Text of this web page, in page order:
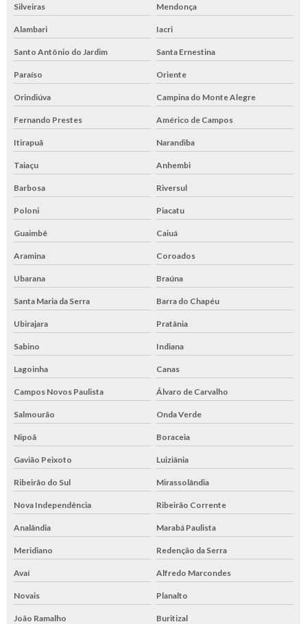
Silveiras Mendonça
Alambari Iacri
Santo Antônio do Jardim Santa Ernestina
Paraíso Oriente
Orindiúva Campina do Monte Alegre
Fernando Prestes Américo de Campos
Itirapuã Narandiba
Taiaçu Anhembi
Barbosa Riversul
Poloni Piacatu
Guaimbê Caiuá
Aramina Coroados
Ubarana Braúna
Santa Maria da Serra Barra do Chapéu
Ubirajara Pratânia
Sabino Indiana
Lagoinha Canas
Campos Novos Paulista Álvaro de Carvalho
Salmourão Onda Verde
Nipoã Boraceia
Gavião Peixoto Luiziânia
Ribeirão do Sul Mirassolândia
Nova Independência Ribeirão Corrente
Analândia Marabá Paulista
Meridiano Redenção da Serra
Avaí Alfredo Marcondes
Novais Planalto
João Ramalho Buritizal